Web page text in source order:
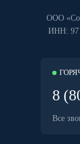
ООО
ИНН:
8
Все